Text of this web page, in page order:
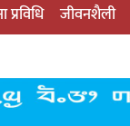
जीवनशैली